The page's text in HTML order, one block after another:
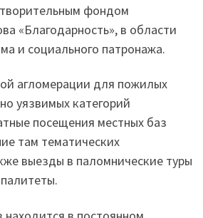
фондом
«Благодарность», в области
и социального патронажа.
агломерации для пожилых
уязвимых категорий
посещения местных баз
там тематических
выезды в паломнические туры